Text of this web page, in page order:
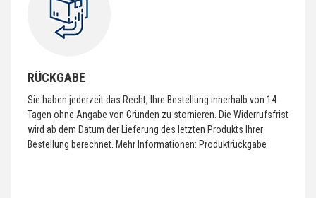
RÜCKGABE
Sie haben jederzeit das Recht, Ihre Bestellung innerhalb von 14
Tagen ohne Angabe von Gründen zu stornieren. Die Widerrufsfrist
wird ab dem Datum der Lieferung des letzten Produkts Ihrer
Bestellung berechnet. Mehr Informationen: Produktrückgabe